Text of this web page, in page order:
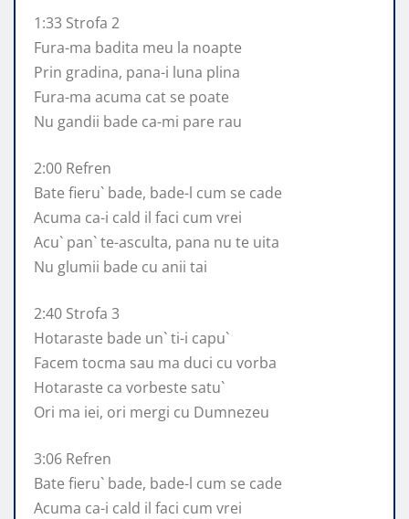
1:33 Strofa 2
Fura-ma badita meu la noapte
Prin gradina, pana-i luna plina
Fura-ma acuma cat se poate
Nu gandii bade ca-mi pare rau
2:00 Refren
Bate fieru` bade, bade-l cum se cade
Acuma ca-i cald il faci cum vrei
Acu` pan` te-asculta, pana nu te uita
Nu glumii bade cu anii tai
2:40 Strofa 3
Hotaraste bade un` ti-i capu`
Facem tocma sau ma duci cu vorba
Hotaraste ca vorbeste satu`
Ori ma iei, ori mergi cu Dumnezeu
3:06 Refren
Bate fieru` bade, bade-l cum se cade
Acuma ca-i cald il faci cum vrei